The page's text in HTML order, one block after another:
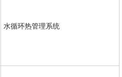
水循环热管理系统